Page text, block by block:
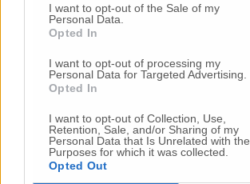
I want to opt-out of the Sale of my
Personal Data.
Opted In
I want to opt-out of processing my
Personal Data for Targeted Advertising.
Opted In
I want to opt-out of Collection, Use,
Retention, Sale, and/or Sharing of my
Personal Data that Is Unrelated with the
Purposes for which it was collected.
Opted Out
Commenti
Nessun commento presente
Commenta l'articolo